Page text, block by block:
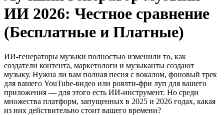
ИИ 2026: Честное сравнение
(Бесплатные и Платные)
ИИ-генераторы музыки полностью изменили то, как
создатели контента, маркетологи и музыканты создают
музыку. Нужна ли вам полная песня с вокалом, фоновый трек
для вашего YouTube-видео или роялти-фри луп для вашего
приложения — для этого есть ИИ-инструмент. Но среди
множества платформ, запущенных в 2025 и 2026 годах, какая
из них действительно стоит вашего времени?